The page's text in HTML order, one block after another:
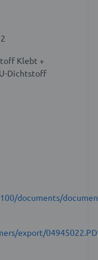
Klebt +
Dichtstoff
documents/
export/